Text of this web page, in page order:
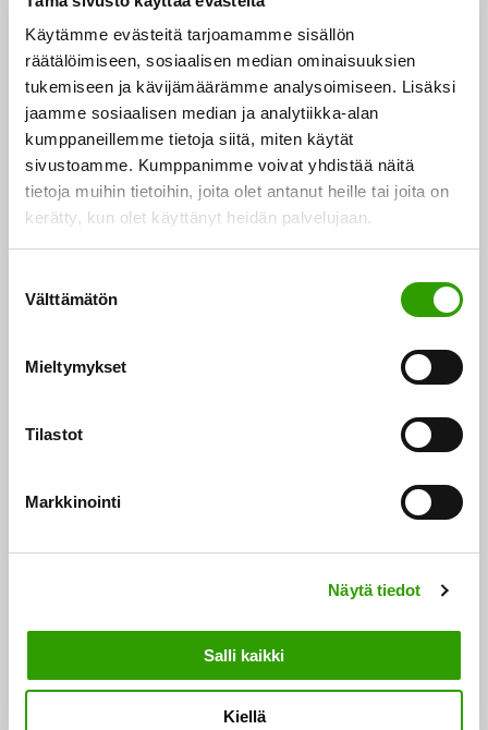
Käytämme evästeitä tarjoamamme sisällön
räätälöimiseen, sosiaalisen median ominaisuuksien
tukemiseen ja kävijämäärämme analysoimiseen. Lisäksi
jaamme sosiaalisen median ja analytiikka-alan
kumppaneillemme tietoja siitä, miten käytät
sivustoamme. Kumppanimme voivat yhdistää näitä
tietoja muihin tietoihin, joita olet antanut heille tai joita on
kerätty, kun olet käyttänyt heidän palvelujaan.
Välttämätön
Mieltymykset
Tilastot
Markkinointi
Näytä tiedot
Salli kaikki
Kiellä
Konsultointi- ja suunnitteluyritys Afryn sitoumuksen
tavoitteena on vuoteen 2035 mennessä ottaa
käyttöön kaikissa soveltuvissa asiakasprojekteissa
(lähtötaso noin 9 prosenttia) betonin kiertotalouden
periaatteet: hyödyntää vanha betoni sellaisenaan,
minimoida betonin käyttö rakentamisen koko
elinkaaren aikana sekä kierrättää betonin raaka-
aineet. Tavoitteena on vähentää neitseellisten raaka-
aineiden kulutusta ja parantaa betonin kiertotaloutta
rakennetun ympäristön sekä teollisuus- ja
energiasektoreiden hankkeissa, joita yritys toteuttaa
Suomessa tuhansia vuosittain. Lisäksi Afry sitoutuu
edistävää pilottihanketta yhteistyössä arvoverkon eri
mennessä toteuttaa kaikissa hankkeissa laaja
materiaalikartoitus uudelleenkäyttöön kelpaavien
ilmanvaihtokoneiden osien kartoittamiseksi.
Tavoitteena on kasvattaa osien uudelleenkäyttöä niin,